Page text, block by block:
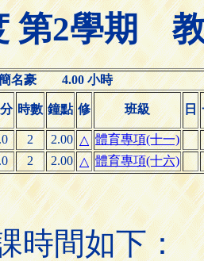
第2學期
豪 4.00 小時
時數 鐘點 修 班級 日
2 2.00 △ 體育專項(十一)
2 2.00 △ 體育專項(十六)
時間如下：